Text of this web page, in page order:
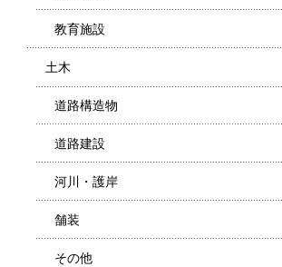
教育施設
土木
道路構造物
道路建設
河川・護岸
舗装
その他